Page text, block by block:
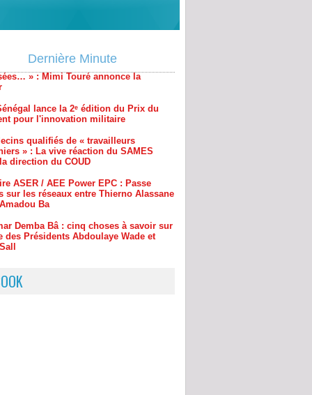
Dernière Minute
pour l'innovation militaire
» : La vive réaction du SAMES
direction du COUD
ASER / AEE Power EPC : Passe
sur les réseaux entre Thierno Alassane
Ba
Demba Bâ : cinq choses à savoir sur
des Présidents Abdoulaye Wade et